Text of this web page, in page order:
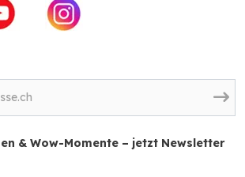
& Wow-Momente – jetzt Newsletter